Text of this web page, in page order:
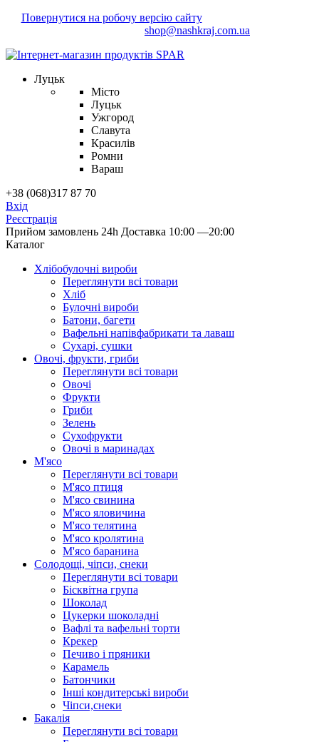
Повернутися на робочу версію сайтуМаєте зауваження?
shop@nashkraj.com.ua
Луцьк
Місто
Луцьк
Ужгород
Славута
Красилів
Ромни
Вараш
+38 (068)317 87 70
Вхід
Реєстрація
Прийом замовлень 24h Доставка 10:00 —20:00
Каталог
Хлібобулочні вироби
Переглянути всі товари
Хліб
Булочні вироби
Батони, багети
Вафельні напівфабрикати та лаваш
Сухарі, сушки
Овочі, фрукти, гриби
Переглянути всі товари
Овочі
Фрукти
Гриби
Зелень
Сухофрукти
Овочі в маринадах
М'ясо
Переглянути всі товари
М'ясо птиця
М'ясо свинина
М'ясо яловичина
М'ясо телятина
М'ясо кролятина
М'ясо баранина
Солодощі, чіпси, снеки
Переглянути всі товари
Бісквітна група
Шоколад
Цукерки шоколадні
Вафлі та вафельні торти
Крекер
Печиво і пряники
Карамель
Батончики
Інші кондитерські вироби
Чіпси,снеки
Бакалія
Переглянути всі товари